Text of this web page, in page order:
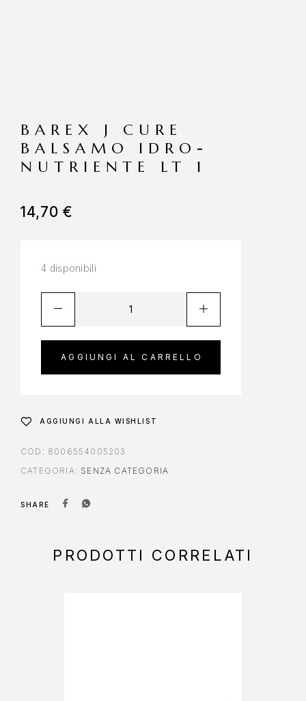
BAREX J CURE
BALSAMO IDRO-
NUTRIENTE LT 1
14,70 €
4 disponibili
AGGIUNGI AL CARRELLO
AGGIUNGI ALLA WISHLIST
COD: 8006554005203
CATEGORIA: SENZA CATEGORIA
SHARE
PRODOTTI CORRELATI